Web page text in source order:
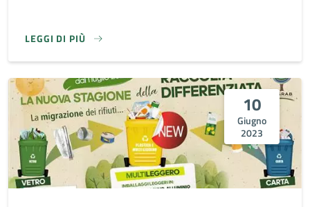
LEGGI DI PIÙ
10
Giugno
2023